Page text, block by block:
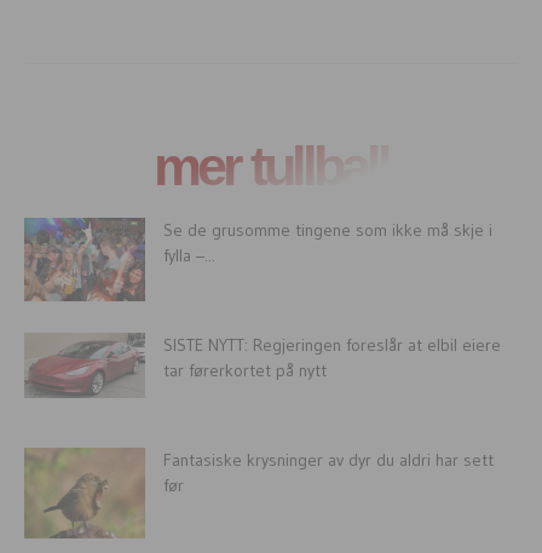
mer tullball
Se de grusomme tingene som ikke må skje i
fylla –...
SISTE NYTT: Regjeringen foreslår at elbil eiere
tar førerkortet på nytt
Fantasiske krysninger av dyr du aldri har sett
før